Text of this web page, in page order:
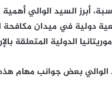
أبرز السيد الوالي
دولية في ميدان مكافحة
الدولية المتعلقة
بعض جوانب مهام هذه